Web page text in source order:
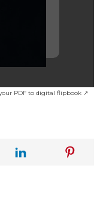
PDF to digital flipbook ↗